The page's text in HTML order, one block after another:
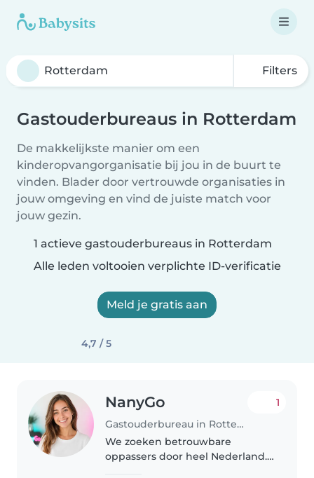
Filters
Gastouderbureaus in Rotterdam
De makkelijkste manier om een
kinderopvangorganisatie bij jou in de buurt te
vinden. Blader door vertrouwde organisaties in
jouw omgeving en vind de juiste match voor
jouw gezin.
1 actieve gastouderbureaus in Rotterdam
Alle leden voltooien verplichte ID-verificatie
Meld je gratis aan
4,7 / 5
NanyGo
Gastouderbureau in Rotterdam
1
We zoeken betrouwbare
oppassers door heel Nederland.